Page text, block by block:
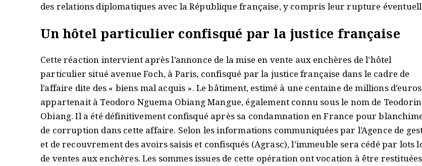
des relations diplomatiques avec la République française, y compris leur rupture
Un hôtel particulier confisqué par la justice française
Cette réaction intervient après l’annonce de la mise en vente aux enchères de l’hôtel
particulier situé avenue Foch, à Paris, confisqué par la justice française dans le cadre de
l’affaire dite des « biens mal acquis ». Le bâtiment, estimé à une centaine de millions
appartenait à Teodoro Nguema Obiang Mangue, également connu sous le nom de Teodorin
Obiang. Il a été définitivement confisqué après sa condamnation en France pour
de corruption dans cette affaire. Selon les informations communiquées par l’Agence de
et de recouvrement des avoirs saisis et confisqués (Agrasc), l’immeuble sera cédé par lots
de ventes aux enchères. Les sommes issues de cette opération ont vocation à être